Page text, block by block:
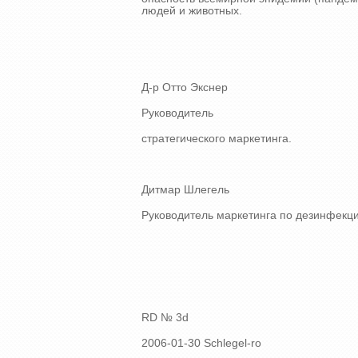
людей и животных.
Д-р Отто Экснер
Руководитель
стратегического маркетинга.
Дитмар Шлегель
Руководитель маркетинга по
RD № 3d
2006-01-30 Schlegel-ro